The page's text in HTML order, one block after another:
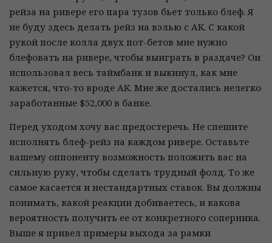
рейза на ривере его пара тузов бьет только блеф. Я
не буду здесь делать рейз на вэлью с AK. С какой
рукой после колла двух пот-бетов мне нужно
блефовать на ривере, чтобы выиграть в раздаче? Он
использовал весь таймбанк и выкинул, как мне
кажется, что-то вроде AK. Мне же достались нелегко
заработанные $52,000 в банке.
Перед уходом хочу вас предостеречь. Не спешите
исполнять блеф-рейз на каждом ривере. Оставьте
вашему оппоненту возможность положить вас на
сильную руку, чтобы сделать трудный фолд. То же
самое касается и нестандартных ставок. Вы должны
понимать, какой реакции добиваетесь, и какова
вероятность получить ее от конкретного соперника.
Выше я привел примеры выхода за рамки